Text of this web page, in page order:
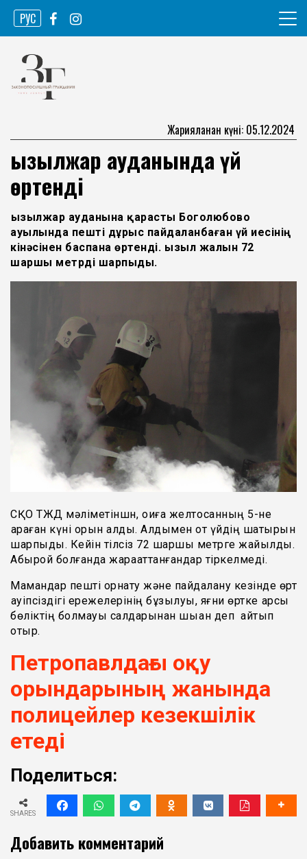
Skip
content
РУС
Законопослушный гражданин
Жарияланған күні: 05.12.2024
Қызылжар ауданында үй
өртенді
Қызылжар ауданына қарасты Боголюбово
ауылында пешті дұрыс пайдаланбаған үй иесінің
кінәсінен баспана өртенді. Қызыл жалын 72
шаршы метрді шарпыды.
СҚО ТЖД мәліметіншн, оқиға желтоқсанның 5-не
қараған күні орын алды. Алдымен от үйдің шатырын
шарпыды. Кейін тілсіз 72 шаршы метрге жайылды.
Абырой болғанда жарақаттанғандар тіркелмеді.
Мамандар пешті орнату және пайдалану кезінде өрт
қауіпсіздігі ережелерінің бұзылуы, яғни өртке қарсы
бөліктің болмауы салдарынан шыққан деп айтып
отыр.
Петропавлдағы оқу
орындарының жанында
полицейлер кезекшілік
етеді
Поделиться:
SHARES
Добавить комментарий